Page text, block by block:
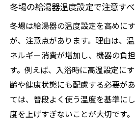
冬場の給湯器温度設定で注意す
冬場は給湯器の温度設定を高めに
が、注意点があります。理由は、
ネルギー消費が増加し、機器の負
す。例えば、入浴時に高温設定に
齢や健康状態にも配慮する必要が
ては、普段よく使う温度を基準に
度を上げすぎないことが大切です